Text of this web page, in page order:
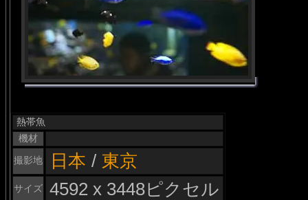
熱帯魚
機材
撮影地
日本 / 東京
サイズ 4592 x 3448ピクセル